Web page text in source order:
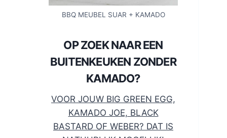
BBQ MEUBEL SUAR + KAMADO
OP ZOEK NAAR EEN
BUITENKEUKEN ZONDER
KAMADO?
VOOR JOUW BIG GREEN EGG,
KAMADO JOE, BLACK
BASTARD OF WEBER? DAT IS